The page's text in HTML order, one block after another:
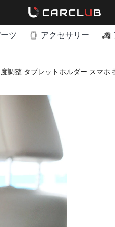
ツ アクセサリー
調整 タブレットホルダー スマホ